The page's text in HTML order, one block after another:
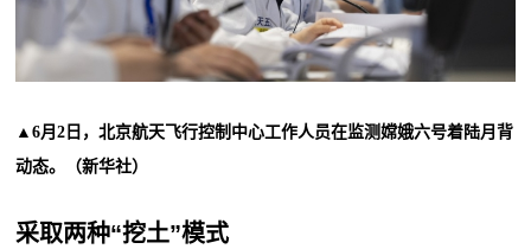
▲6月2日，北京航天飞行控制中心工作人员在监测嫦娥六号着陆月背
动态。（新华社）
采取两种“挖土”模式